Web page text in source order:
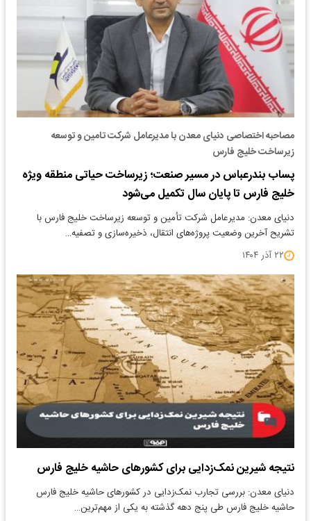
مصاحبه اختصاصی دنیای معدن با مدیرعامل شرکت تامین و توسعه
زیرساخت خلیج فارس
پساب بندرعباس در مسیر صنعت؛ زیرساخت حیاتی منطقه ویژه
خلیج فارس تا پایان سال تکمیل می‌شود
دنیای معدن: مدیرعامل شرکت تأمین و توسعه زیرساخت خلیج فارس با
تشریح آخرین وضعیت پروژه‌های انتقال، ذخیره‌سازی و تصفیه…
۲۲ آذر ۱۴۰۴
نتیجه شیرین نمک‌زدایی برای کشور‌های حاشیه خلیج فارس
دنیای معدن: بررسی تجارب نمک‌زدایی در کشور‌های حاشیه خلیج فارس
حاشیه خلیج فارس طی پنج دهه گذشته به یکی از مهم‌ترین…